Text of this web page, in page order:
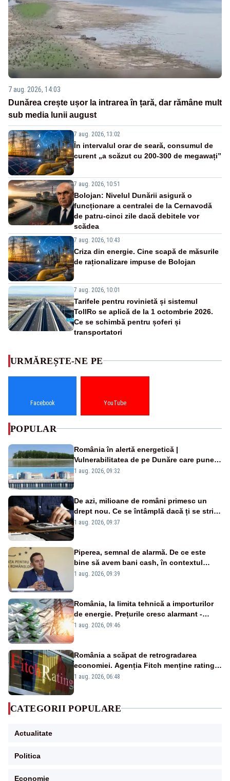
7 aug. 2026, 14:03
Dunărea crește ușor la intrarea în țară, dar rămâne mult
sub media lunii august
7 aug. 2026, 13:02
În intervalul orar de seară, consumul de
curent „a scăzut cu 200-300 de megawați”
7 aug. 2026, 10:51
Bolojan: Nivelul Dunării asigură o
funcționare a centralei de la Cernavodă
de patru-cinci zile dacă debitele vor
scădea
7 aug. 2026, 10:43
Criza din energie. Cine scapă de măsurile
de raționalizare impuse de Bolojan
7 aug. 2026, 10:01
Tarifele pentru rovinietă și sistemul
TollRo se aplică de la 1 octombrie 2026.
Ce se schimbă pentru șoferi și
transportatori
URMĂREȘTE-NE PE
Facebook YouTube
POPULAR
România în alertă energetică |
Vulnerabilitatea de pe Dunăre care pune
în pericol Centrala Cernavodă era
1 aug. 2026, 09:32
De azi, milioane de români primesc un
drept nou. Ce se întâmplă dacă ți se strică
un produs
1 aug. 2026, 09:37
Piperea, semnal de alarmă. De ce este
bine să avem bani cash, în contextul
alertei energetice?
1 aug. 2026, 09:39
România, la limita tehnică a importurilor
de energie. Prețurile cresc alarmant -
Analiză Realitatea Plus
1 aug. 2026, 09:46
România a scăpat de retrogradarea
economiei. Agenția Fitch menține ratingul
„BBB-” cu perspectivă negativă
1 aug. 2026, 06:48
CATEGORII POPULARE
Actualitate
Politica
Economie